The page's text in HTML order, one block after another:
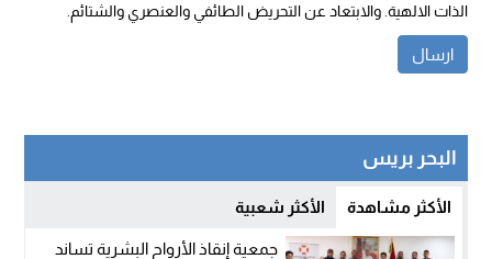
الذات الالهية. والابتعاد عن التحريض الطائفي والعنصري والشتائم.
البحر بريس
الأكثر مشاهدة الأكثر شعبية
جمعية إنقاذ الأرواح البشرية تساند